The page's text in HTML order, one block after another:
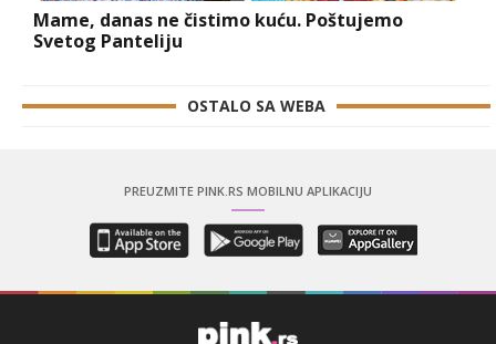
Mame, danas ne čistimo kuću. Poštujemo
Svetog Panteliju
OSTALO SA WEBA
PREUZMITE PINK.RS MOBILNU APLIKACIJU